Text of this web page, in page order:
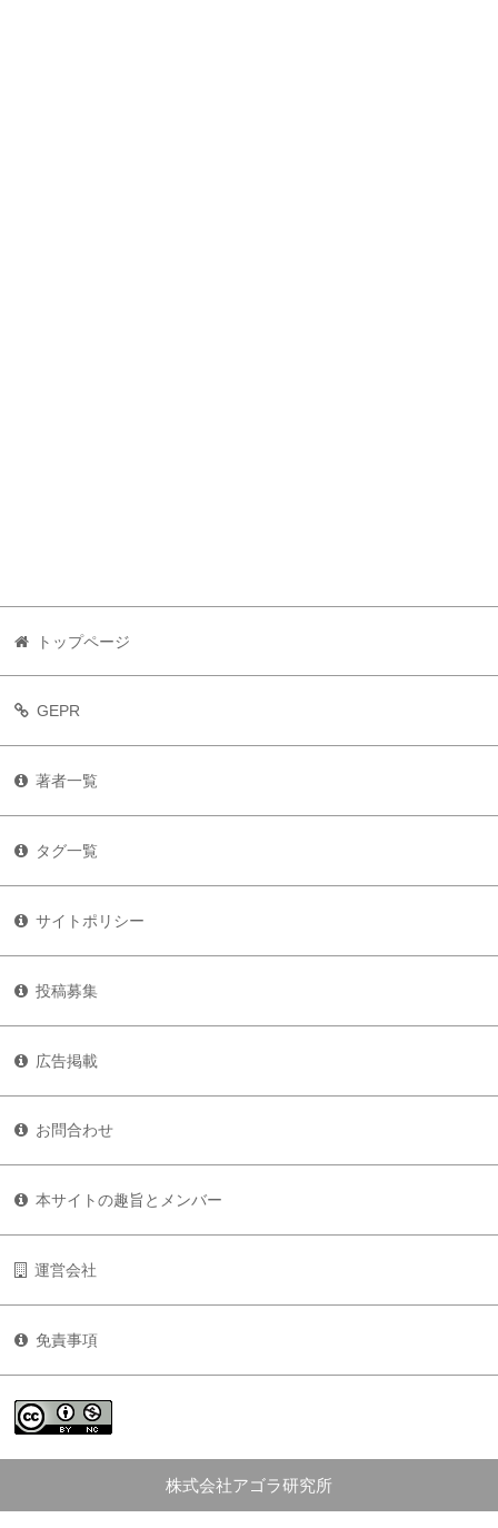
トップページ
GEPR
著者一覧
タグ一覧
サイトポリシー
投稿募集
広告掲載
お問合わせ
本サイトの趣旨とメンバー
運営会社
免責事項
株式会社アゴラ研究所